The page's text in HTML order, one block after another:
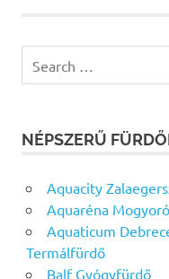
for:
NÉPSZERŰ
Aquacity
Aquaréna
Aquaticum
Termálfürdő
Balf Gyógyfürdő